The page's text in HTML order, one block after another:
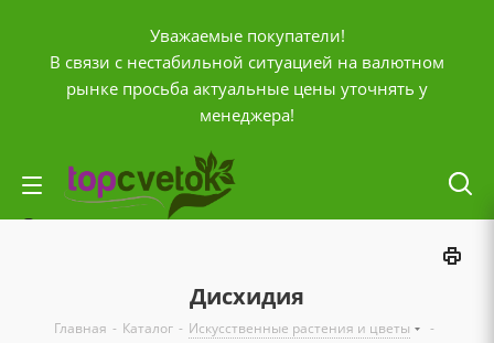
Уважаемые покупатели!
В связи с нестабильной ситуацией на валютном
рынке просьба актуальные цены уточнять у
менеджера!
Дисхидия
Главная - Каталог - Искусственные растения и цветы
-